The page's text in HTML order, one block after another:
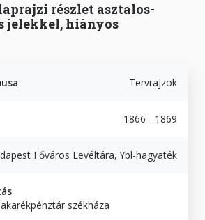
részlet asztalos-
jelekkel, hiányos
Tervrajzok
1866 - 1869
Főváros Levéltára, Ybl-hagyaték
székháza